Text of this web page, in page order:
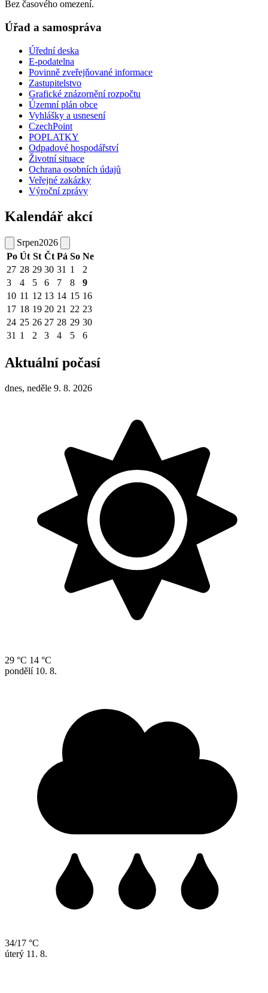
Bez časového omezení.
Úřad a samospráva
Úřední deska
E-podatelna
Povinně zveřejňované informace
Zastupitelstvo
Grafické znázornění rozpočtu
Územní plán obce
Vyhlášky a usnesení
CzechPoint
POPLATKY
Odpadové hospodářství
Životní situace
Ochrana osobních údajů
Veřejné zakázky
Výroční zprávy
Kalendář akcí
Srpen2026
Po Út St Čt Pá So Ne
27 28 29 30 31 1
2
3
4 5 6 7 8
9
10 11 12 13 14 15 16
17 18 19 20 21 22 23
24 25 26 27 28 29 30
31 1 2 3 4 5 6
Aktuální počasí
dnes, neděle 9. 8. 2026
29 °C 14 °C
pondělí 10. 8.
34/17 °C
úterý 11. 8.